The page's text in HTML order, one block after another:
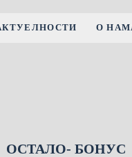
О
ОСТАЛО- БОНУС